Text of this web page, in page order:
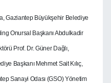
Gaziantep Büyükşehir Belediye
Onursal Başkanı Abdulkadir
Prof. Dr. Güner Dağlı,
Başkanı Mehmet Sait Kılıç,
Sanayi Odası (GSO) Yönetim